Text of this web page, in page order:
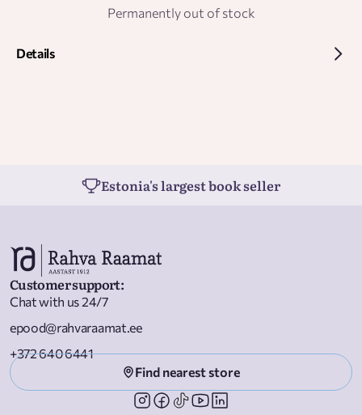
Permanently out of stock
Details
Estonia's largest book seller
Customer support:
Chat with us 24/7
epood@rahvaraamat.ee
+372 640 6441
Find nearest store